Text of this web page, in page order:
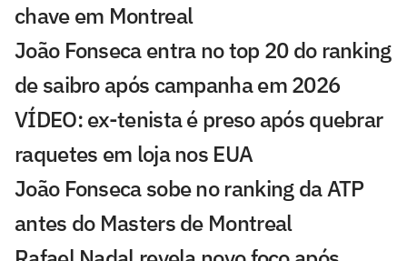
chave em Montreal
João Fonseca entra no top 20 do ranking
de saibro após campanha em 2026
VÍDEO: ex-tenista é preso após quebrar
raquetes em loja nos EUA
João Fonseca sobe no ranking da ATP
antes do Masters de Montreal